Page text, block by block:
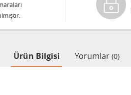
Ürün Bilgisi Yorumlar (0)